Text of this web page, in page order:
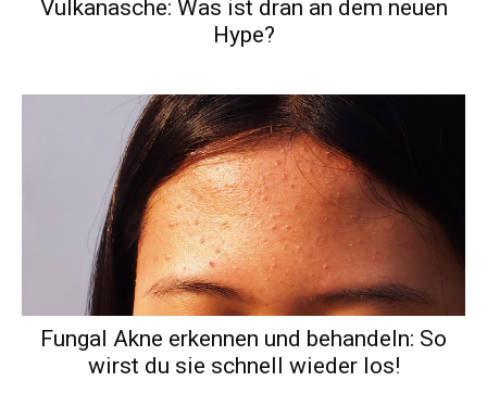
Vulkanasche: Was ist dran an dem neuen
Hype?
Fungal Akne erkennen und behandeln: So
wirst du sie schnell wieder los!